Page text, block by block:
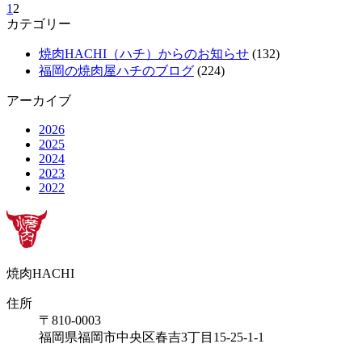
1 2
カテゴリー
焼肉HACHI（ハチ）からのお知らせ (132)
福岡の焼肉屋ハチのブログ (224)
アーカイブ
2026
2025
2024
2023
2022
焼肉HACHI
住所
〒810-0003
福岡県福岡市中央区春吉3丁目15-25-1-1